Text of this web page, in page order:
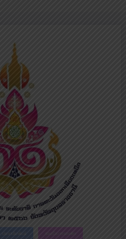
ประชาสัมพันธ์ รอบรั้วนางรองพิท